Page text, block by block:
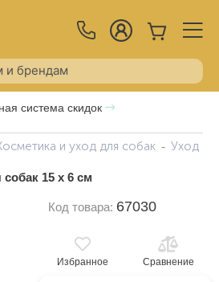
система скидок
и уход для собак Уход за
15 x 6 см
Код товара: 67030
Избранное Сравнение